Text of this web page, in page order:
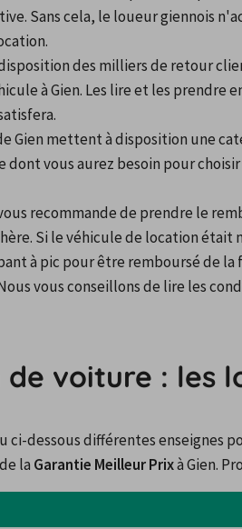
Sans cela, le loueur giennois
des milliers de retour
à Gien. Les lire et les prendre
Gien mettent à disposition une
vous aurez besoin pour
recommande de prendre le
Si le véhicule de location était
à pic pour être remboursé de la
vous conseillons de lire les
voiture : les
ci-dessous différentes enseignes
la Garantie Meilleur Prix à Gien.